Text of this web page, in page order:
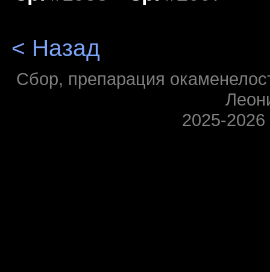
< Назад
Сбор, препарация
2025-